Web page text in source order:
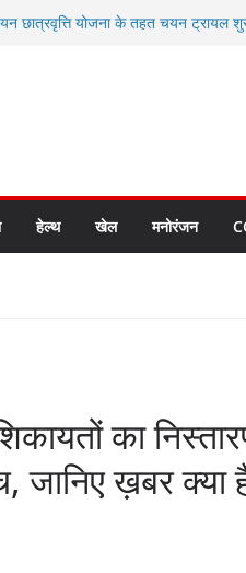
छात्रवृत्ति योजना के तहत चयन ट्रायल
मित्र कैडेट्स का हुआ है चयन
बड़ी ताकत : मुख्यमंत्री पुष्कर सिंह धामी
के संकल्प को करना होगा साकार- मुख्यमंत्री
हेल्थ खेल मनोरंजन
का
जानिए ख़बर क्या